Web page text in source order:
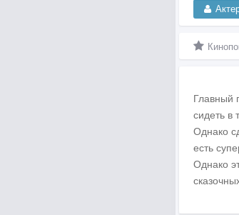
Главный
сидеть в
Однако
есть
Однако